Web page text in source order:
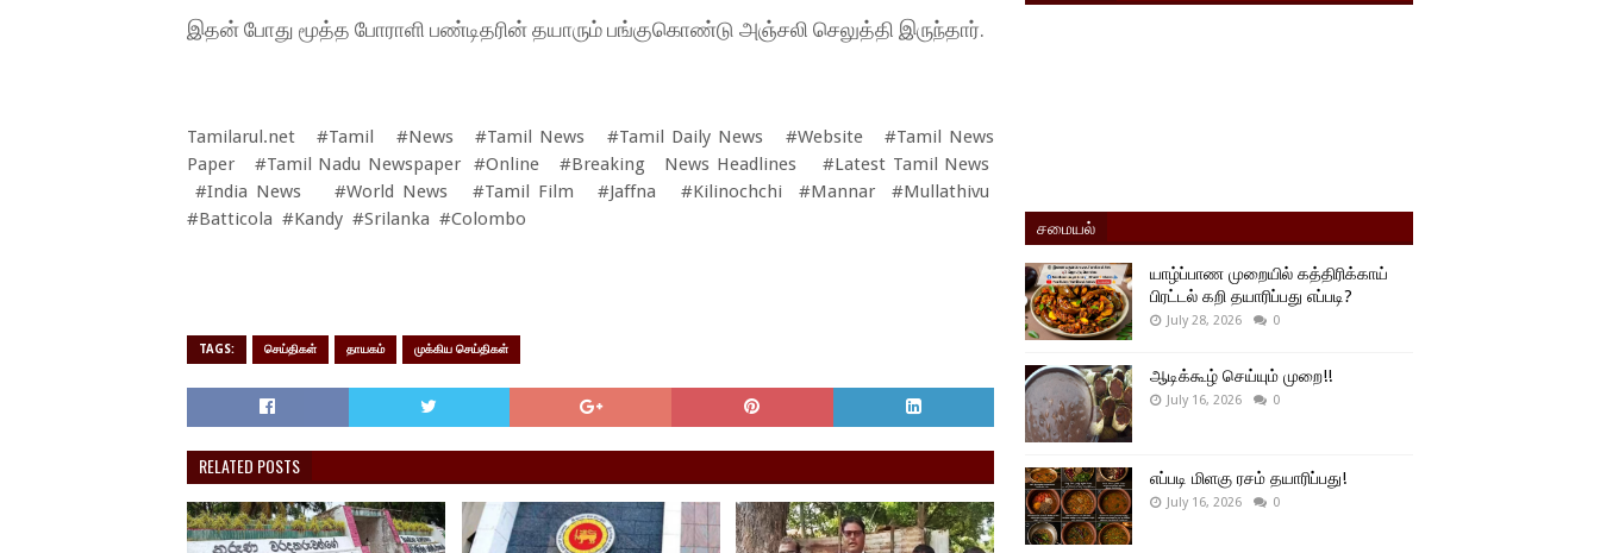
இதன் போது மூத்த போராளி பண்டிதரின் தயாரும் பங்குகொண்டு அஞ்சலி செலுத்தி இருந்தார்.
Tamilarul.net #Tamil #News #Tamil News #Tamil Daily News #Website #Tamil News
Paper #Tamil Nadu Newspaper #Online #Breaking News Headlines #Latest Tamil News
#India News #World News #Tamil Film #Jaffna #Kilinochchi #Mannar #Mullathivu
#Batticola #Kandy #Srilanka #Colombo
TAGS: செய்திகள் தாயகம் முக்கிய செய்திகள்
RELATED POSTS
சமையல்
யாழ்ப்பாண முறையில் கத்திரிக்காய்
பிரட்டல் கறி தயாரிப்பது எப்படி?
July 28, 2026 0
ஆடிக்கூழ் செய்யும் முறை!!
July 16, 2026 0
எப்படி மிளகு ரசம் தயாரிப்பது!
July 16, 2026 0